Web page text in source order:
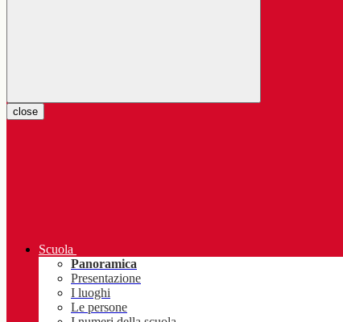
close
Scuola
Panoramica
Presentazione
I luoghi
Le persone